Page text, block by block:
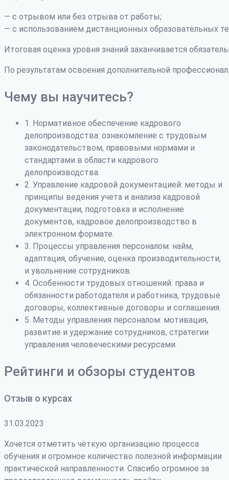
— с отрывом или без отрыва от работы;
— с использованием дистанционных образовательных
Итоговая оценка уровня знаний заканчивается
По результатам освоения дополнительной
Чему вы научитесь?
1. Нормативное обеспечение кадрового
делопроизводства: ознакомление с трудовым
законодательством, правовыми нормами и
стандартами в области кадрового
делопроизводства.
2. Управление кадровой документацией: методы и
принципы ведения учета и анализа кадровой
документации, подготовка и исполнение
документов, кадровое делопроизводство в
электронном формате.
3. Процессы управления персоналом: найм,
адаптация, обучение, оценка производительности,
и увольнение сотрудников.
4. Особенности трудовых отношений: права и
обязанности работодателя и работника, трудовые
договоры, коллективные договоры и соглашения.
5. Методы управления персоналом: мотивация,
развитие и удержание сотрудников, стратегии
управления человеческими ресурсами.
Рейтинги и обзоры студентов
Отзыв о курсах
31.03.2023
Хочется отметить чёткую организацию процесса
обучения и огромное количество полезной информации
практической направленности. Спасибо огромное за